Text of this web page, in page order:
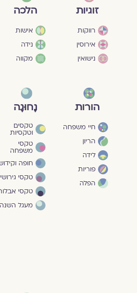
זוגיות
רווקות
אירוסין
נישואין
הלכה
אישות
נידה
מקווה
הורות
חיי משפחה
הריון
לידה
פוריות
הפלה
נָחוּגָה
טקסים
וטקסיות
טקסי
משפחה
חופה וקידושין
טקסי גירושין
טקסי אבלות
מעגל השנה